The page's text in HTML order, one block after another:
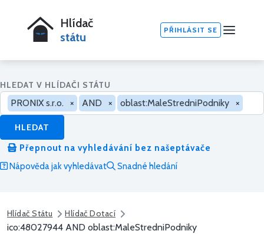
Hlídač
státu
PŘIHLÁSIT SE
HLEDAT V HLÍDAČI STÁTU
PRONIX s.r.o. × AND × oblast:MaleStredniPodniky ×
HLEDAT
Přepnout na vyhledávání bez našeptávače
Nápověda jak vyhledávat
Snadné hledání
Hlídač Státu Hlídač Dotací
ico:48027944 AND oblast:MaleStredniPodniky